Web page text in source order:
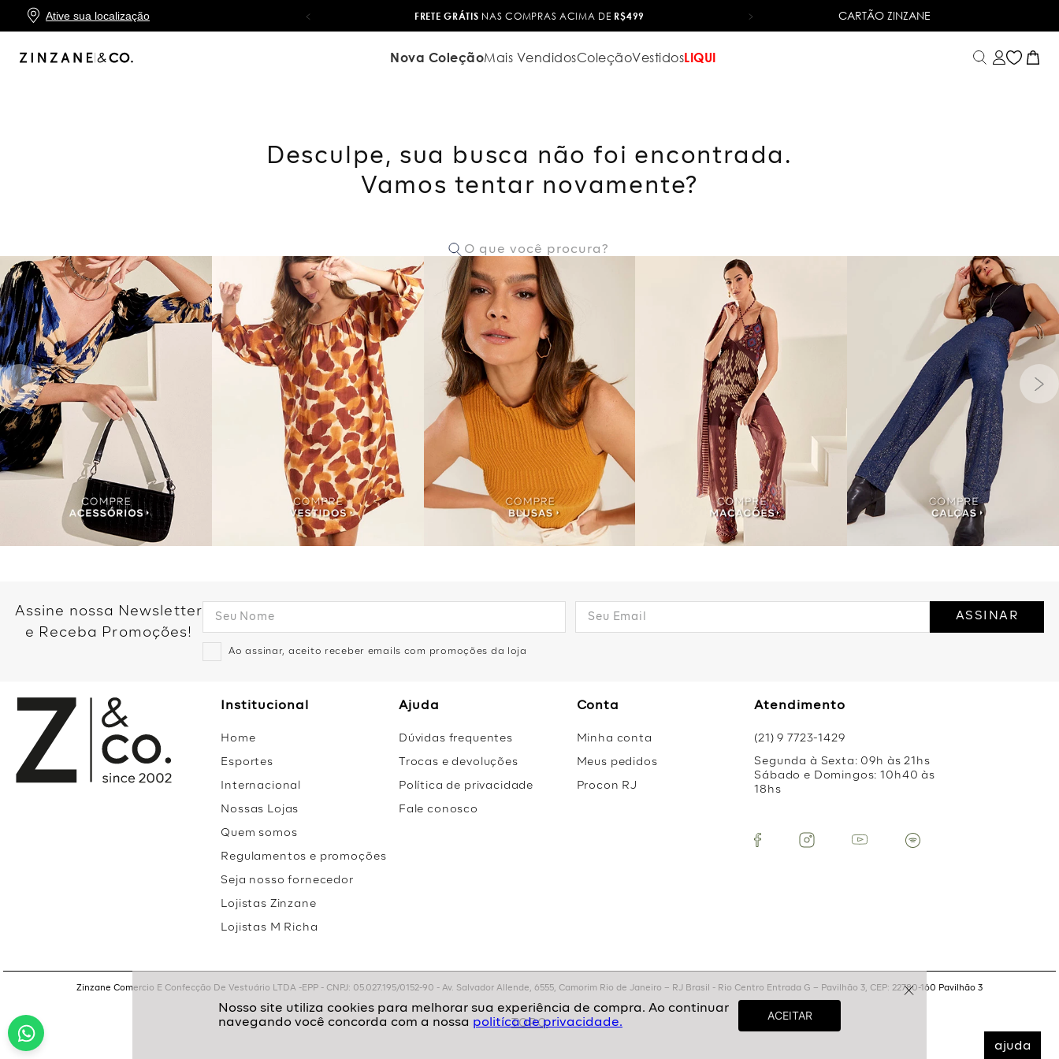
Ative sua localização
10X SEM JUROS NO CARTÃO ZINZANE FRETE GRÁTIS NAS COMPRAS ACIMA DE R$499 TROCA FÁCIL
CARTÃO ZINZANE
Nova ColeçãoMais VendidosColeçãoVestidosLIQUI
ajuda
politíca de privacidade.
Desculpe, sua busca não foi encontrada.
Vamos tentar novamente?
Assine nossa Newsletter
e Receba Promoções!
Ao assinar, aceito receber emails com promoções da loja
ASSINAR
Institucional
Home
Esportes
Internacional
Nossas Lojas
Quem somos
Regulamentos e promoções
Seja nosso fornecedor
Lojistas Zinzane
Lojistas M Richa
Ajuda
Dúvidas frequentes
Trocas e devoluções
Política de privacidade
Fale conosco
Conta
Minha conta
Meus pedidos
Procon RJ
Atendimento
(21) 9 7723-1429
Segunda à Sexta: 09h às 21hs
Sábado e Domingos: 10h40 às
18hs
Zinzane Comercio E Confecção De Vestuário LTDA -EPP - CNPJ: 05.027.195/0152-90 - Av. Salvador Allende, 6555, Camorim Rio de Janeiro – RJ Brasil - Rio Centro Entrada G – Pavilhão 3, CEP: 22780-160 Pavilhão 3
TOPO